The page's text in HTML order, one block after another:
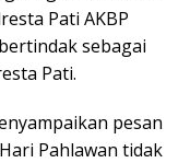
Pati AKBP
sebagai
Pati.
pesan
Pahlawan tidak